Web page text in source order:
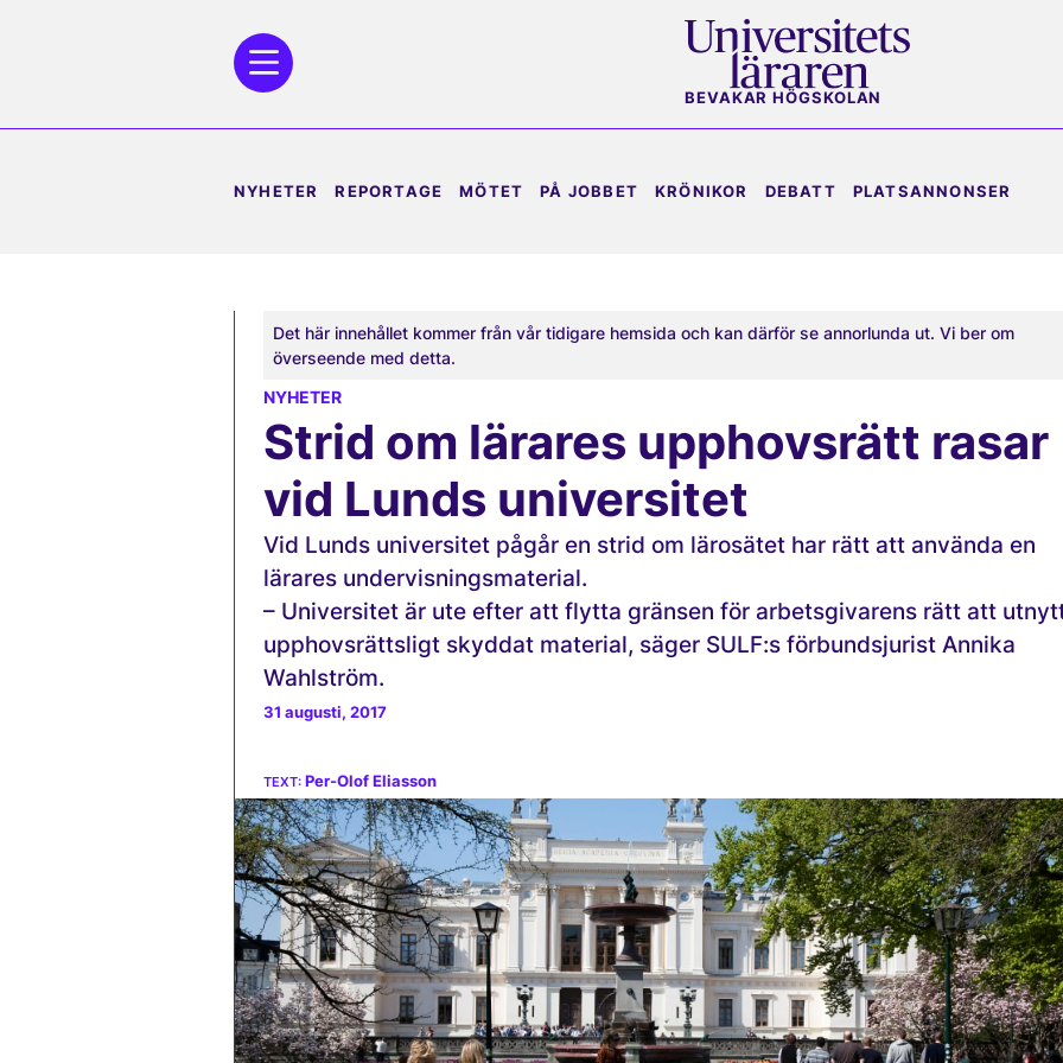
BEVAKAR HÖGSKOLAN
NYHETER REPORTAGE MÖTET PÅ JOBBET KRÖNIKOR DEBATT PLATSANNONSER
Det här innehållet kommer från vår tidigare hemsida och kan därför se annorlunda ut. Vi ber om
överseende med detta.
NYHETER
Strid om lärares upphovsrätt rasar
vid Lunds universitet
Vid Lunds universitet pågår en strid om lärosätet har rätt att använda en
lärares undervisningsmaterial.
– Universitet är ute efter att flytta gränsen för arbetsgivarens rätt att
upphovsrättsligt skyddat material, säger SULF:s förbundsjurist Annika
Wahlström.
31 augusti, 2017
Per-Olof Eliasson